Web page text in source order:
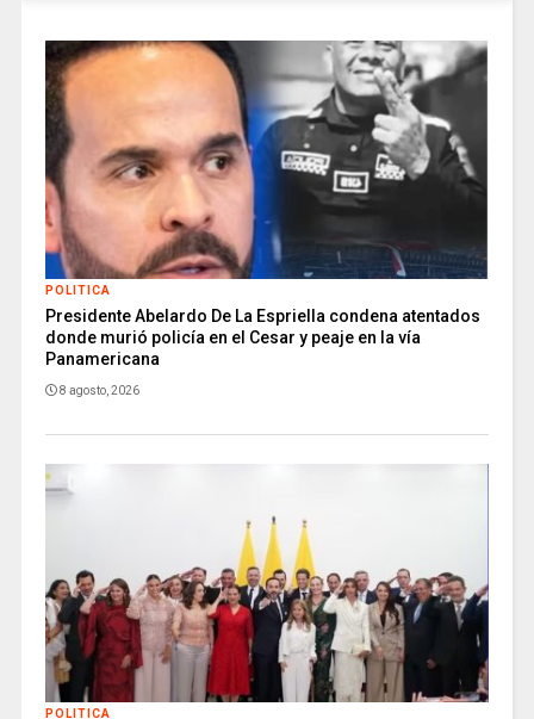
POLITICA
Presidente Abelardo De La Espriella condena atentados
donde murió policía en el Cesar y peaje en la vía
Panamericana
8 agosto, 2026
POLITICA